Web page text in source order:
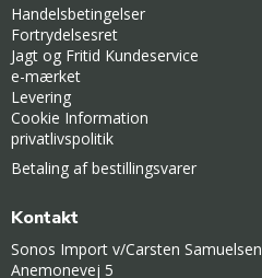
Handelsbetingelser
Fortrydelsesret
Jagt og Fritid Kundeservice
e-mærket
Levering
Cookie Information
privatlivspolitik
Betaling af bestillingsvarer
Kontakt
Sonos Import v/Carsten Samuelsen
Anemonevej 5